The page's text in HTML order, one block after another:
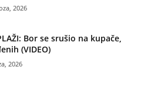
2026
Bor se srušio na kupače,
(VIDEO)
2026